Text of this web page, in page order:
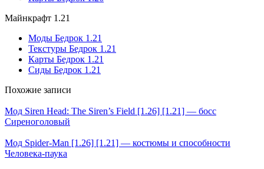
Майнкрафт 1.21
Моды Бедрок 1.21
Текстуры Бедрок 1.21
Карты Бедрок 1.21
Сиды Бедрок 1.21
Похожие записи
Мод Siren Head: The Siren’s Field [1.26] [1.21] — босс
Сиреноголовый
Мод Spider-Man [1.26] [1.21] — костюмы и способности
Человека-паука